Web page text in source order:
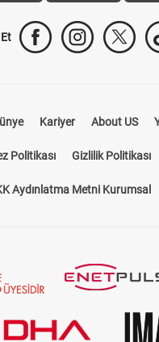
Kariyer About US
Politikası Gizlilik Politikası
Aydınlatma Metni Kurumsal